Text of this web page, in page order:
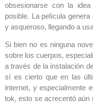
obsesionarse con la
posible. La película
y asqueroso, llegando a
Si bien no es ninguna
sobre los cuerpos,
a través de la instalación
sí es cierto que en las
internet, y especialmente
tok, esto se acrecentó aún